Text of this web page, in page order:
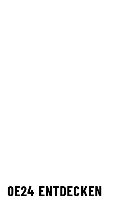
OE24 ENTDECKEN